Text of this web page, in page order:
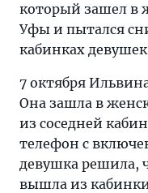
который зашел в
Уфы и пытался
кабинках
7 октября
Она зашла в
из соседней
телефон с
девушка решила,
вышла из